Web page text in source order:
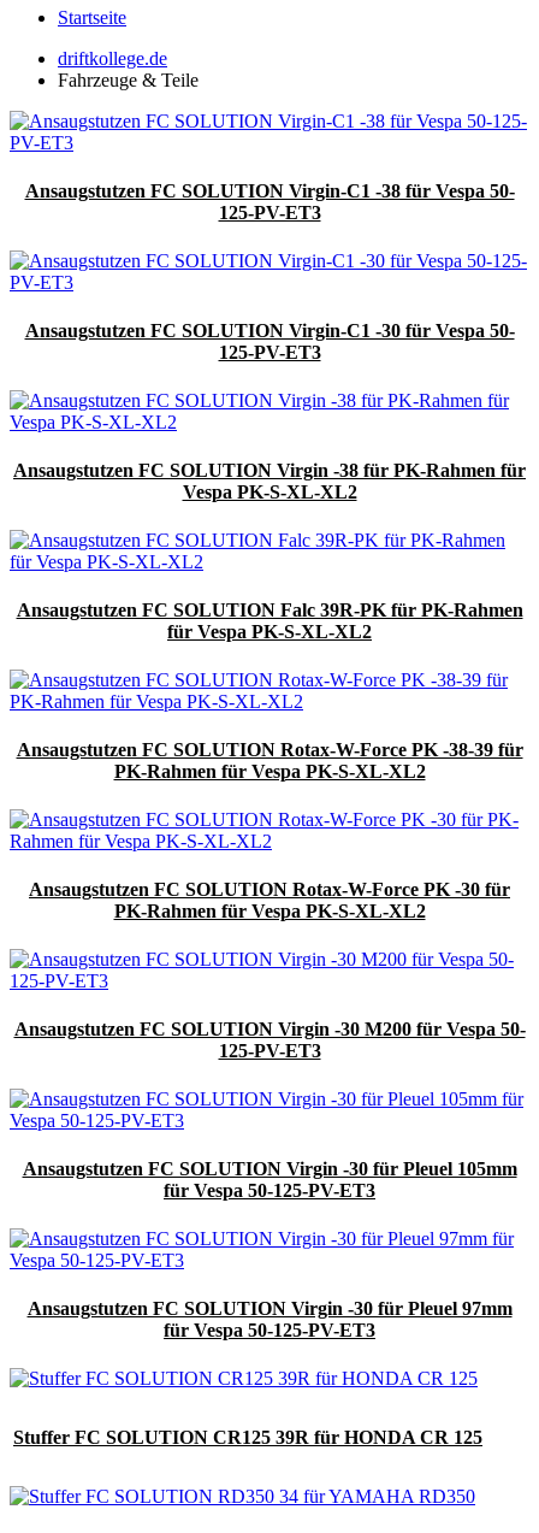
Startseite
driftkollege.de
Fahrzeuge & Teile
Ansaugstutzen FC SOLUTION Virgin-C1 -38 für Vespa 50-
125-PV-ET3
Ansaugstutzen FC SOLUTION Virgin-C1 -30 für Vespa 50-
125-PV-ET3
Ansaugstutzen FC SOLUTION Virgin -38 für PK-Rahmen für
Vespa PK-S-XL-XL2
Ansaugstutzen FC SOLUTION Falc 39R-PK für PK-Rahmen
für Vespa PK-S-XL-XL2
Ansaugstutzen FC SOLUTION Rotax-W-Force PK -38-39 für
PK-Rahmen für Vespa PK-S-XL-XL2
Ansaugstutzen FC SOLUTION Rotax-W-Force PK -30 für
PK-Rahmen für Vespa PK-S-XL-XL2
Ansaugstutzen FC SOLUTION Virgin -30 M200 für Vespa 50-
125-PV-ET3
Ansaugstutzen FC SOLUTION Virgin -30 für Pleuel 105mm
für Vespa 50-125-PV-ET3
Ansaugstutzen FC SOLUTION Virgin -30 für Pleuel 97mm
für Vespa 50-125-PV-ET3
Stuffer FC SOLUTION CR125 39R für HONDA CR 125